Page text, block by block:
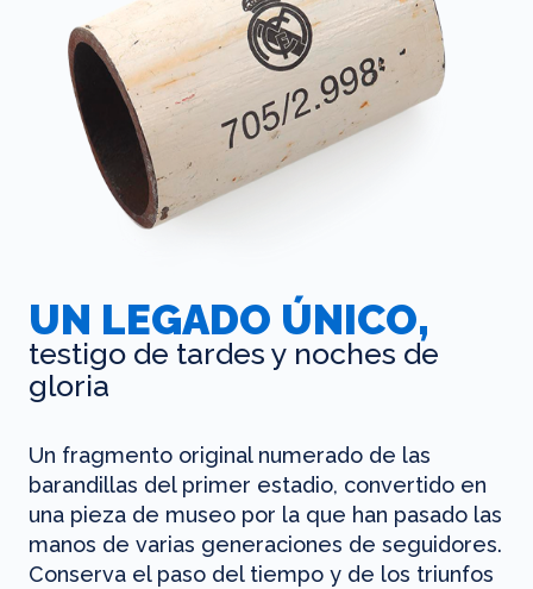
UN LEGADO ÚNICO,
testigo de tardes y noches de
gloria
Un fragmento original numerado de las
barandillas del primer estadio, convertido en
una pieza de museo por la que han pasado las
manos de varias generaciones de seguidores.
Conserva el paso del tiempo y de los triunfos